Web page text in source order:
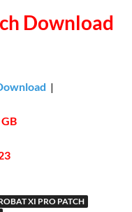
Download
|
XI PRO PATCH